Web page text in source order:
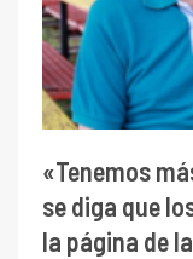
«Tenemos
se diga que
la página de